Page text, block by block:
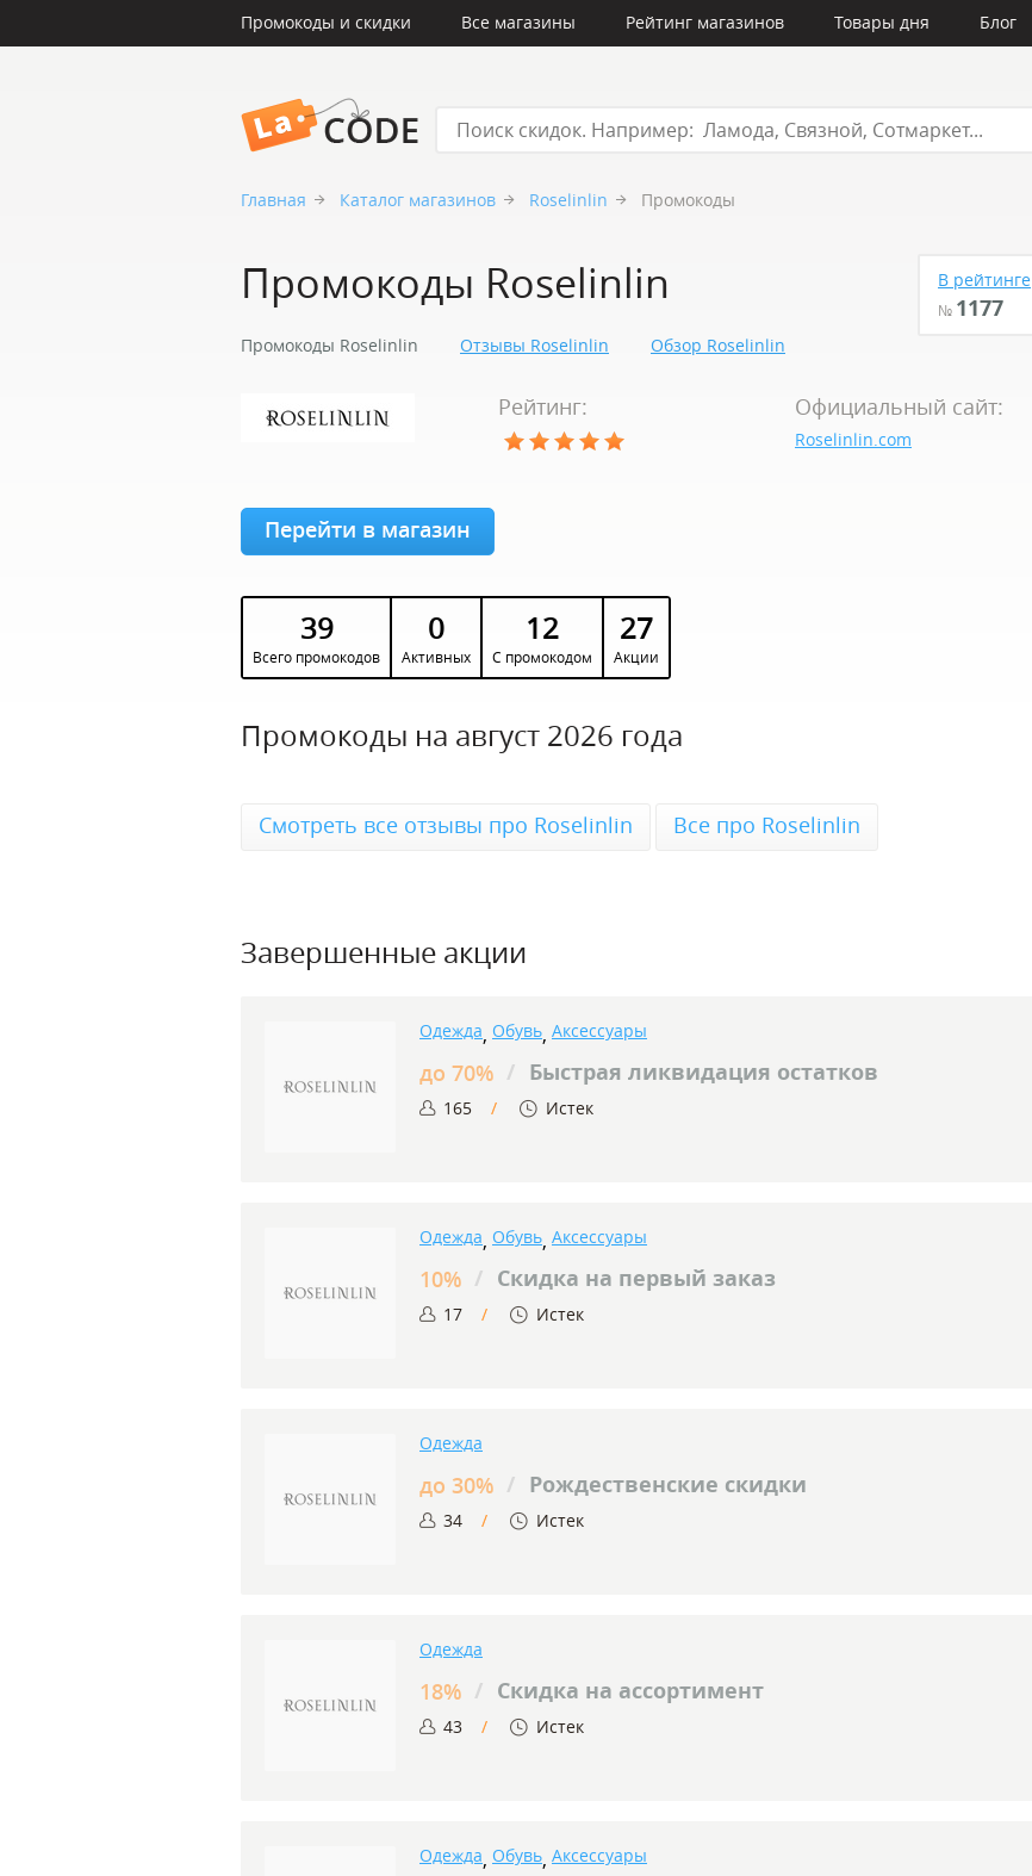
Промокоды и скидки Все магазины Рейтинг магазинов Товары дня Блог
Главная Каталог магазинов Roselinlin Промокоды
Промокоды Roselinlin В рейтинге
№ 1177
Промокоды Roselinlin Отзывы Roselinlin Обзор Roselinlin
Рейтинг: Официальный сайт:
Roselinlin.com
Перейти в магазин
39
Всего промокодов
0
Активных
12
С промокодом
27
Акции
Промокоды на август 2026 года
Смотреть все отзывы про Roselinlin Все про Roselinlin
Завершенные акции
Одежда, Обувь, Аксессуары
до 70% / Быстрая ликвидация остатков
165 Истек
Одежда, Обувь, Аксессуары
10% / Скидка на первый заказ
17 Истек
Одежда
до 30% / Рождественские скидки
34 Истек
Одежда
18% / Скидка на ассортимент
43 Истек
Одежда, Обувь, Аксессуары